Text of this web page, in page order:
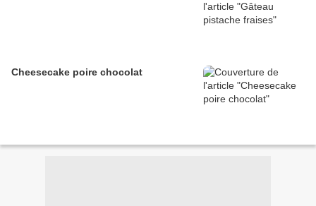
Cheesecake poire chocolat